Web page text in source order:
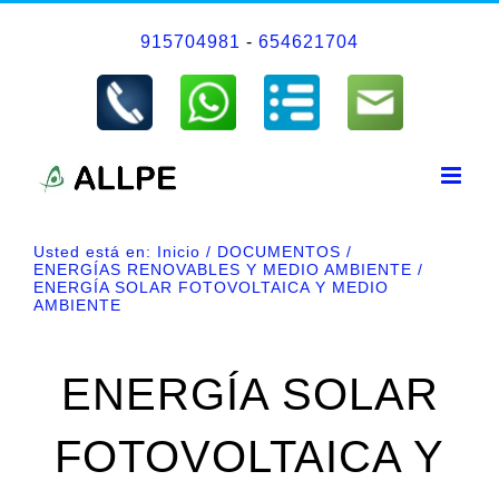
915704981 - 654621704
Usted está en: Inicio
DOCUMENTOS
ENERGÍAS RENOVABLES Y MEDIO AMBIENTE
ENERGÍA SOLAR FOTOVOLTAICA Y MEDIO
AMBIENTE
ENERGÍA SOLAR
FOTOVOLTAICA Y